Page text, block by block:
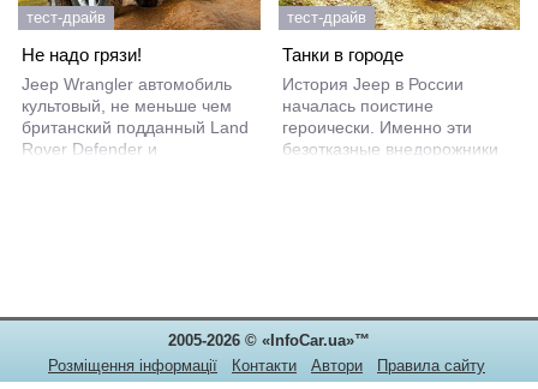
тест-драйв
Не надо грязи!
Jeep Wrangler автомобиль
культовый, не меньше чем
британский подданный Land
Rover Defender и
тест-драйв
Танки в городе
История Jeep в России
началась поистине
героически. Именно эти
безотказные внедорожники
2005-2026 © «InfoCar.ua»™
Розміщення інформації
Контакти Автори
Правила сайту